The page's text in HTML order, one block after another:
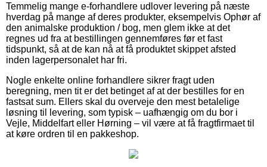
Temmelig mange e-forhandlere udlover levering på næste
hverdag på mange af deres produkter, eksempelvis Ophør af
den animalske produktion / bog, men glem ikke at det
regnes ud fra at bestillingen gennemføres før et fast
tidspunkt, så at de kan nå at få produktet skippet afsted
inden lagerpersonalet har fri.
Nogle enkelte online forhandlere sikrer fragt uden
beregning, men tit er det betinget af at der bestilles for en
fastsat sum. Ellers skal du overveje den mest betalelige
løsning til levering, som typisk – uafhængig om du bor i
Vejle, Middelfart eller Hørning – vil være at få fragtfirmaet til
at køre ordren til en pakkeshop.